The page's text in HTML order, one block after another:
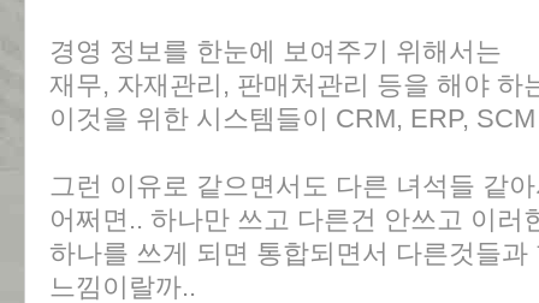
경영 정보를 한눈에 보여주기 위해서는
재무, 자재관리, 판매처관리 등을 해야 하
이것을 위한 시스템들이 CRM, ERP,
그런 이유로 같으면서도 다른 녀석들 같
어쩌면.. 하나만 쓰고 다른건 안쓰고 이러
하나를 쓰게 되면 통합되면서 다른것들
느낌이랄까..